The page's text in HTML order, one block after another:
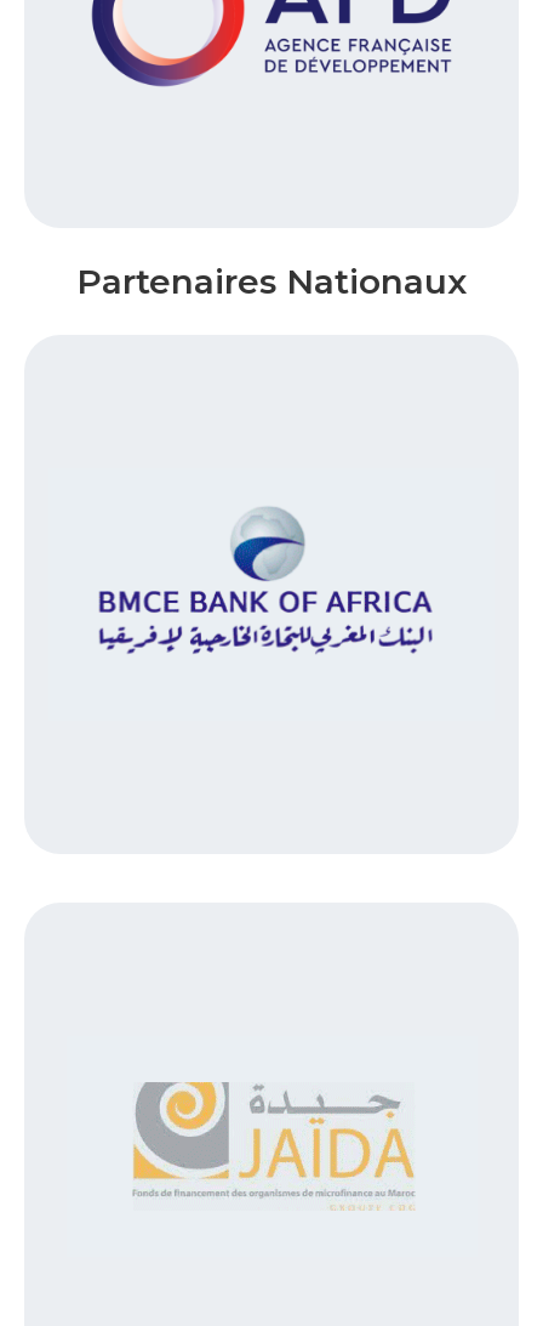
Partenaires Nationaux